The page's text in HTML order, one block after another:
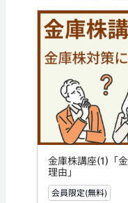
法人保険 法人生命
金庫株講座(1)「
理由」
会員限定(無料)